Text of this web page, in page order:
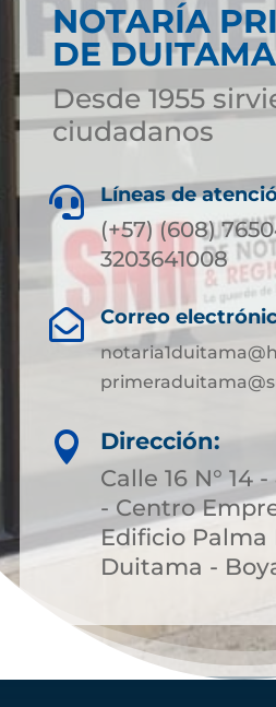
NOTARÍA
DE DUITAMA
Desde 1955
ciudadanos
 Líneas de
(+57) (608)
3203641008
 Correo

Dirección:
Calle 16 N° 14
- Centro
Edificio Palma
Duitama -